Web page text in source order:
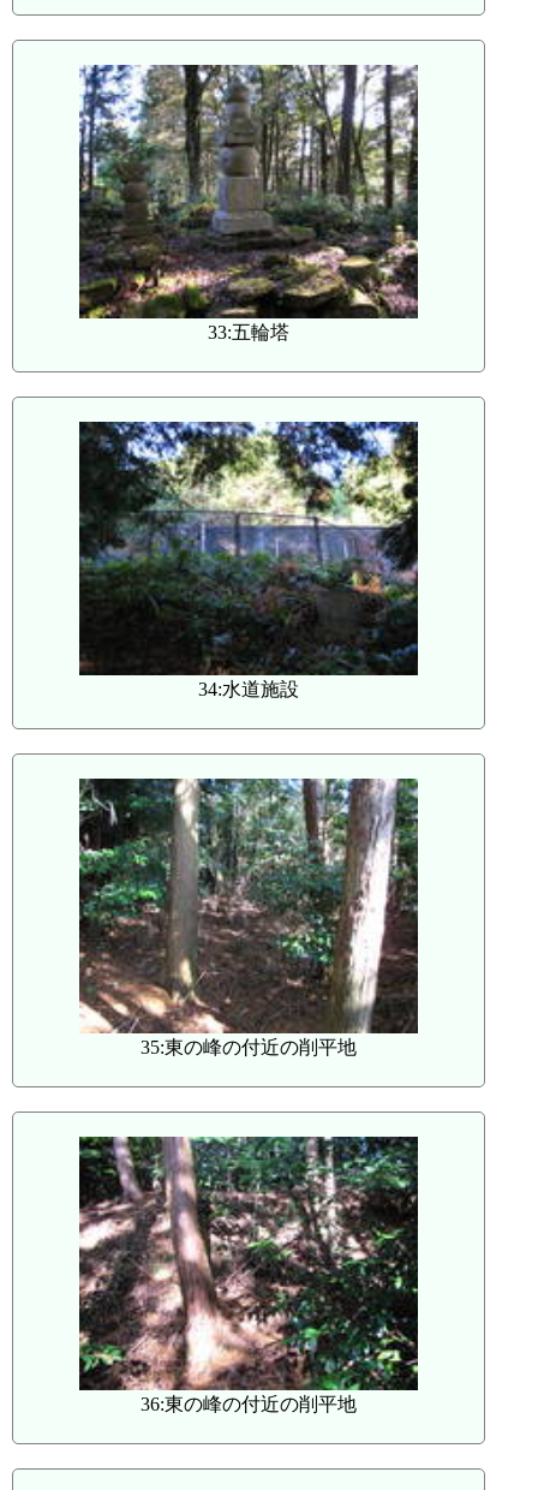
33:五輪塔
34:水道施設
35:東の峰の付近の削平地
36:東の峰の付近の削平地